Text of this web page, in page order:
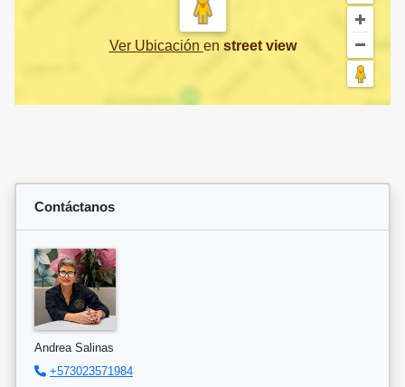
Ver Ubicación en street view
Contáctanos
Andrea Salinas
+573023571984